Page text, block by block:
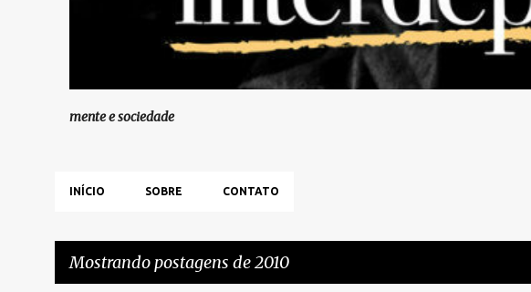
mente e sociedade
INÍCIO SOBRE CONTATO
Mostrando postagens de 2010